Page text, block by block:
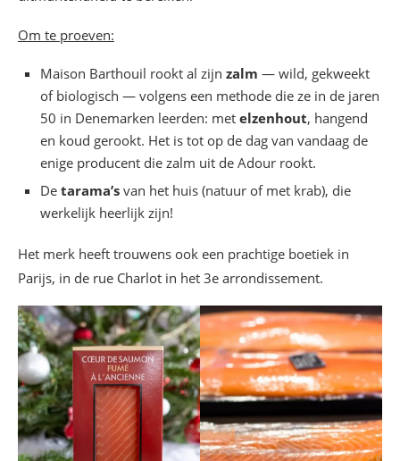
Om te proeven:
Maison Barthouil rookt al zijn zalm — wild, gekweekt
of biologisch — volgens een methode die ze in de jaren
50 in Denemarken leerden: met elzenhout, hangend
en koud gerookt. Het is tot op de dag van vandaag de
enige producent die zalm uit de Adour rookt.
De tarama’s van het huis (natuur of met krab), die
werkelijk heerlijk zijn!
Het merk heeft trouwens ook een prachtige boetiek in
Parijs, in de rue Charlot in het 3e arrondissement.